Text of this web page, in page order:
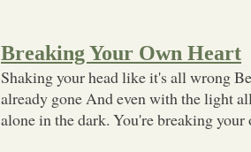
Breaking Your Own Heart
Shaking your head like it's all wrong
already gone And even with the light
alone in the dark. You're breaking